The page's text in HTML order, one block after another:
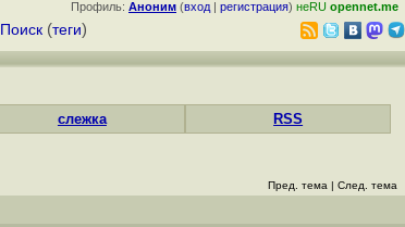
Профиль: Аноним (вход | регистрация) неRU opennet.me
Поиск (теги)
слежка RSS
Пред. тема | След. тема